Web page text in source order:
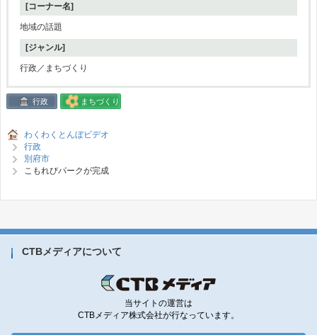
[コーナー名]
地域の話題
[ジャンル]
行政／まちづくり
行政 まちづくり
わくわくとんぼビデオ
行政
別府市
こもれびパークが完成
CTBメディアについて
当サイトの運営は
CTBメディア株式会社が行なっています。